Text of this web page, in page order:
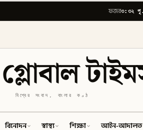
ফজর৩:৩২
বিশ্বের সংবাদ, বাংলার কণ্ঠ
বিনোদন স্বাস্থ্য শিক্ষা আইন-আদালত